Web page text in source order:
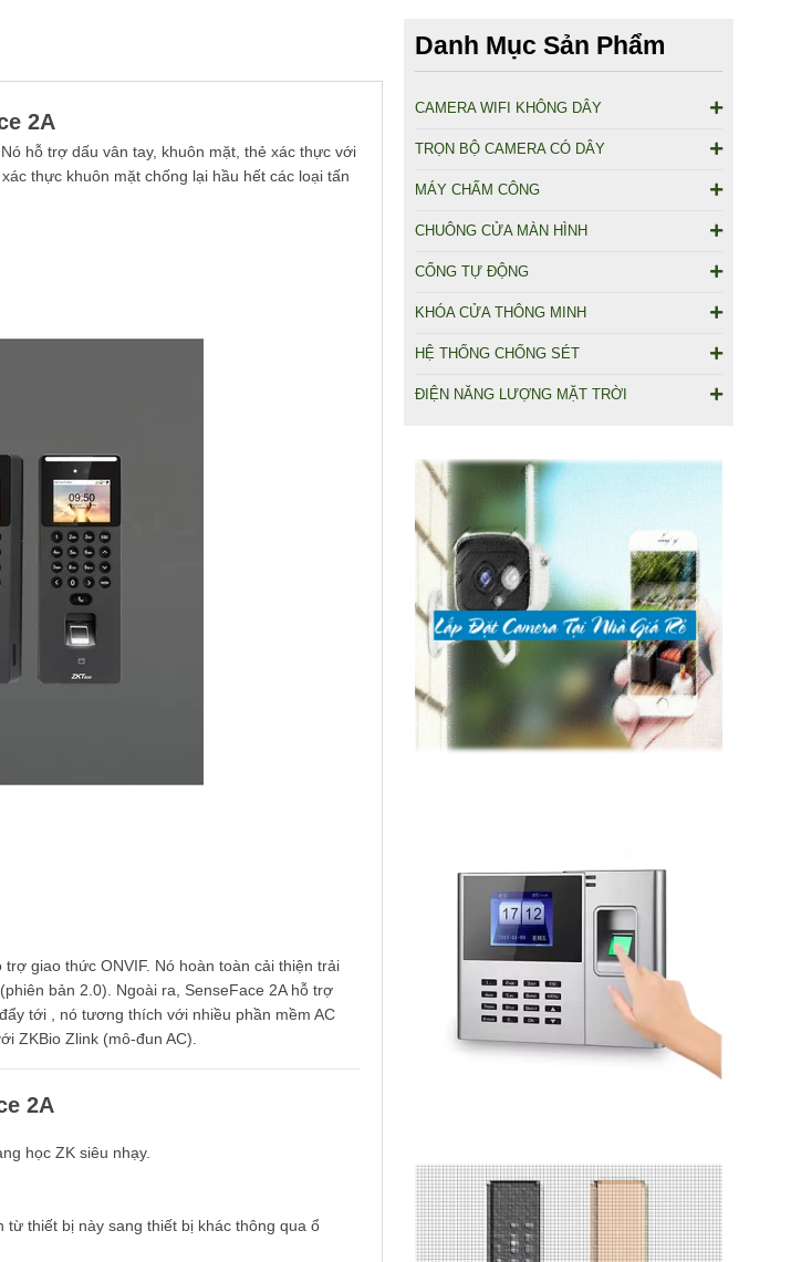
2A
hỗ trợ dấu vân tay, khuôn mặt, thẻ xác thực với
thực khuôn mặt chống lại hầu hết các loại tấn
giao thức ONVIF. Nó hoàn toàn cải thiện trải
bản 2.0). Ngoài ra, SenseFace 2A hỗ trợ
tới , nó tương thích với nhiều phần mềm AC
ZKBio Zlink (mô-đun AC).
2A
học ZK siêu nhạy.
thiết bị này sang thiết bị khác thông qua ổ
Danh Mục Sản Phẩm
CAMERA WIFI KHÔNG DÂY
TRỌN BỘ CAMERA CÓ DÂY
MÁY CHẤM CÔNG
CHUÔNG CỬA MÀN HÌNH
CỔNG TỰ ĐỘNG
KHÓA CỬA THÔNG MINH
HỆ THỐNG CHỐNG SÉT
ĐIỆN NĂNG LƯỢNG MẶT TRỜI